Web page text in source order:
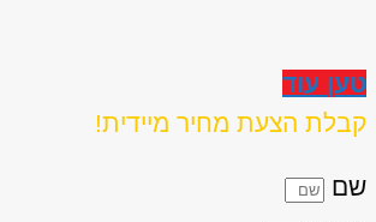
טען עוד
קבלת הצעת מחיר מיידית!
שם